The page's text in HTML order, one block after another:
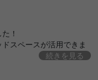
！
スペースが活用できま
続きを見る